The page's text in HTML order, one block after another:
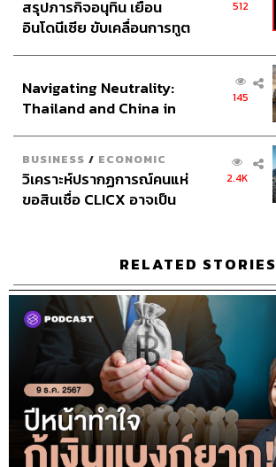
สรุปภารกิจอนุทิน เยือน
อินโดนีเซีย ขับเคลื่อนการทูต
อินโดนีเซีย
512
Navigating Neutrality:
Thailand and China in
145
BUSINESS / ECONOMIC
วิเคราะห์ปรากฏการณ์คนแห่
ขอสินเชื่อ CLICX อาจเป็น
2.4K
RELATED STORIES